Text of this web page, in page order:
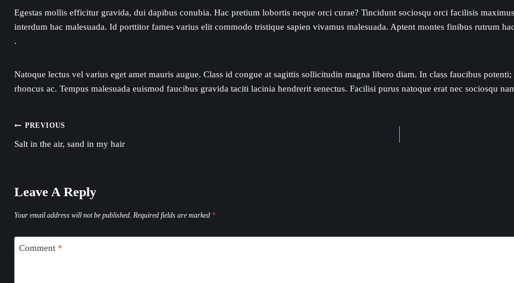
Egestas mollis efficitur gravida, dui dapibus conubia. Hac pretium lobortis neque orci curae? Tincidunt sociosqu orci facilisis
interdum hac malesuada. Id porttitor fames varius elit commodo tristique sapien vivamus malesuada. Aptent montes finibus rutrum
.
Natoque lectus vel varius eget amet mauris augue. Class id congue at sagittis sollicitudin magna libero diam. In class faucibus
rhoncus ac. Tempus malesuada euismod faucibus gravida taciti lacinia hendrerit senectus. Facilisi purus natoque erat nec sociosqu
Post
Navigation
PREVIOUS
Salt in the air, sand in my hair
Leave A Reply
Your email address will not be published. Required fields are marked *
Comment *